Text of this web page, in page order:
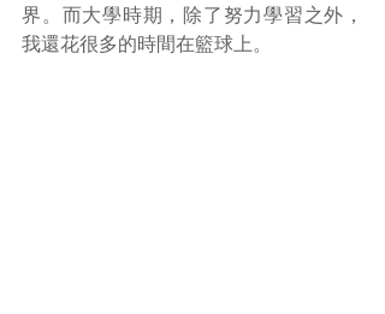
界。而大學時期，除了努力學習之外，
我還花很多的時間在籃球上。